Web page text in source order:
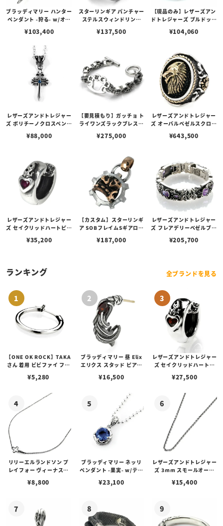
ブラッディマリー ハンター
ペンダント -狩る- w/オニ
¥103,400
スターリンギア パンチャー
ステルスウィンドリング
ブロッサム
¥137,500
【現品のみ】レザーズアン
ドトレジャーズ ブルドッグ
¥104,060
レザーズアンドトレジャー
ズ ポリチーノクロスペンダ
モンド（トップのみ）
¥88,000
【要見積もり】ガッチョ ト
ライワンズラックブレスレ
ンカーリンク
¥275,000
レザーズアンドトレジャー
ズ オーバルベゼルスクロー
ウルフ&クロス＆ロープエ
ラック）
¥643,500
レザーズアンドトレジャー
ズ セイクリッドハートピア
¥35,200
【カスタム】スターリンギ
ア SOBフレイムSギアロゴ
パー＆シルバー w/スピニ
¥187,000
レザーズアンドトレジャー
ズ フレアデリーベゼルブレ
トーンリンク アメシスト 7
¥205,700
ランキング 全ブランドを見る
【ONE OK ROCK】TAKA
さん 着用 ビビファイ フー
¥5,280
ブラッディマリー 昼 Elix
エリクス スタッド ピアス
¥16,500
レザーズアンドトレジャー
ズ セイクリッドハートピ
¥27,500
リリーエルランドソン プ
レイフォー ヴィーナスチ
¥8,800
ブラッディマリー ネッリ
ペンダント -果実- w/ティ
¥23,100
レザーズアンドトレジャー
ズ 3mm スモールオーバ
ブスタークラスプ＆LTロ
¥15,400